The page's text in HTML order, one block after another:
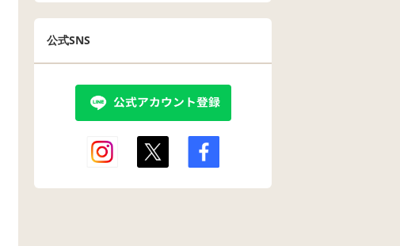
か？とも思ってしま
います。 普通級に通
わせている方は、ど
んな様子でしょう
か？ 学校にもよると
思いますが参考にお
話を聞かせていただ
けたらと思います。
公式SNS